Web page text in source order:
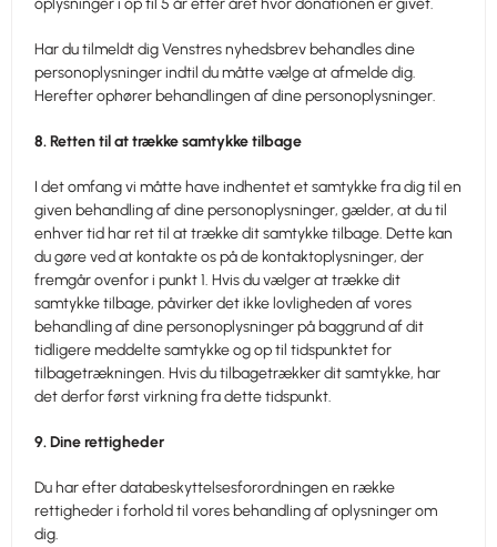
oplysninger i op til 5 år efter året hvor donationen er givet.
Har du tilmeldt dig Venstres nyhedsbrev behandles dine
personoplysninger indtil du måtte vælge at afmelde dig.
Herefter ophører behandlingen af dine personoplysninger.
8. Retten til at trække samtykke tilbage
I det omfang vi måtte have indhentet et samtykke fra dig til en
given behandling af dine personoplysninger, gælder, at du til
enhver tid har ret til at trække dit samtykke tilbage. Dette kan
du gøre ved at kontakte os på de kontaktoplysninger, der
fremgår ovenfor i punkt 1. Hvis du vælger at trække dit
samtykke tilbage, påvirker det ikke lovligheden af vores
behandling af dine personoplysninger på baggrund af dit
tidligere meddelte samtykke og op til tidspunktet for
tilbagetrækningen. Hvis du tilbagetrækker dit samtykke, har
det derfor først virkning fra dette tidspunkt.
9. Dine rettigheder
Du har efter databeskyttelsesforordningen en række
rettigheder i forhold til vores behandling af oplysninger om
dig.